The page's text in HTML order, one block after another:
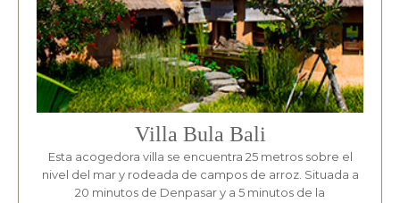
Villa Bula Bali
Esta acogedora villa se encuentra 25 metros sobre el
nivel del mar y rodeada de campos de arroz. Situada a
20 minutos de Denpasar y a 5 minutos de la